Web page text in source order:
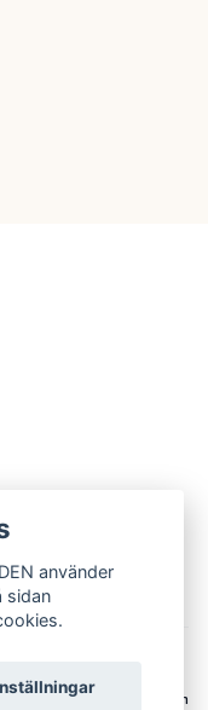
Sweden
använder
sidan